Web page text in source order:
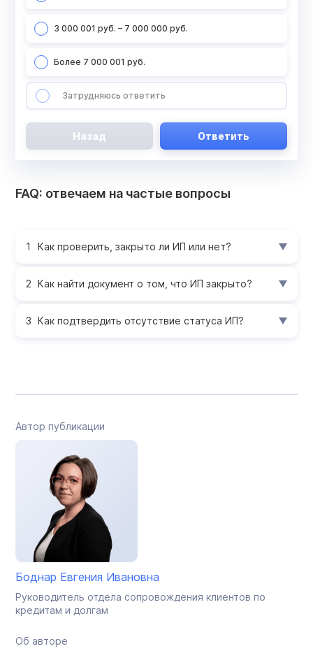
3 000 001 руб. – 7 000 000 руб.
Более 7 000 001 руб.
Затрудняюсь ответить
Назад Ответить
FAQ: отвечаем на частые вопросы
Как проверить, закрыто ли ИП или нет?
Как найти документ о том, что ИП закрыто?
Как подтвердить отсутствие статуса ИП?
Автор публикации
Боднар Евгения Ивановна
Руководитель отдела сопровождения клиентов по
кредитам и долгам
Об авторе